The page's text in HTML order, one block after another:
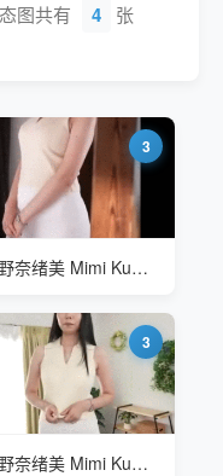
图共有 4 张
3
光野奈绪美 Mimi Kuno JRZE-137 日本家庭主妇的探索
3
光野奈绪美 Mimi Kuno JRZE-137 日本家庭主妇的探索